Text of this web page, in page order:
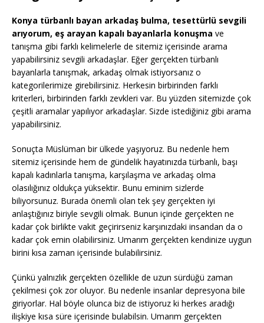
Konya türbanlı bayan arkadaş bulma, tesettürlü sevgili
arıyorum, eş arayan kapalı bayanlarla konuşma ve
tanışma gibi farklı kelimelerle de sitemiz içerisinde arama
yapabilirsiniz sevgili arkadaşlar. Eğer gerçekten türbanlı
bayanlarla tanışmak, arkadaş olmak istiyorsanız o
kategorilerimize girebilirsiniz. Herkesin birbirinden farklı
kriterleri, birbirinden farklı zevkleri var. Bu yüzden sitemizde çok
çeşitli aramalar yapılıyor arkadaşlar. Sizde istediğiniz gibi arama
yapabilirsiniz.
Sonuçta Müslüman bir ülkede yaşıyoruz. Bu nedenle hem
sitemiz içerisinde hem de gündelik hayatınızda türbanlı, başı
kapalı kadınlarla tanışma, karşılaşma ve arkadaş olma
olasılığınız oldukça yüksektir. Bunu eminim sizlerde
biliyorsunuz. Burada önemli olan tek şey gerçekten iyi
anlaştığınız biriyle sevgili olmak. Bunun içinde gerçekten ne
kadar çok birlikte vakit geçirirseniz karşınızdaki insandan da o
kadar çok emin olabilirsiniz. Umarım gerçekten kendinize uygun
birini kısa zaman içerisinde bulabilirsiniz.
Çünkü yalnızlık gerçekten özellikle de uzun sürdüğü zaman
çekilmesi çok zor oluyor. Bu nedenle insanlar depresyona bile
giriyorlar. Hal böyle olunca biz de istiyoruz ki herkes aradığı
ilişkiye kısa süre içerisinde bulabilsin. Umarım gerçekten